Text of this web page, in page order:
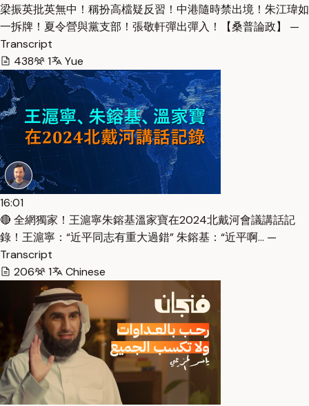
梁振英批英無中！稱扮高檔疑反習！中港隨時禁出境！朱江瑋如
一拆牌！夏令營與黨支部！張敬軒彈出彈入！【桑普論政】 —
Transcript
438
1 Yue
16:01
🔴 全網獨家！王滬寧朱鎔基溫家寶在2024北戴河會議講話記
錄！王滬寧：“近平同志有重大過錯” 朱鎔基：“近平啊… —
Transcript
206
1 Chinese